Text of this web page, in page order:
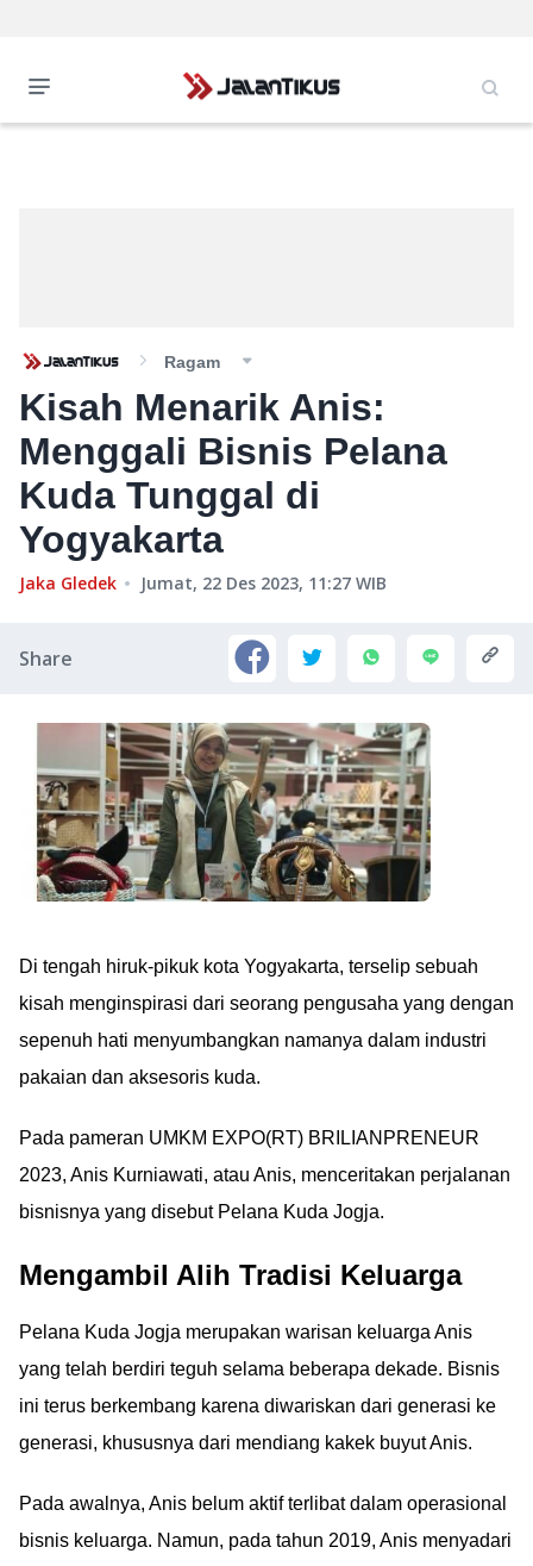
Ragam
Kisah Menarik Anis:
Menggali Bisnis Pelana
Kuda Tunggal di
Yogyakarta
Jaka Gledek Jumat, 22 Des 2023, 11:27 WIB
Share
Di tengah hiruk-pikuk kota Yogyakarta, terselip sebuah
kisah menginspirasi dari seorang pengusaha yang dengan
sepenuh hati menyumbangkan namanya dalam industri
pakaian dan aksesoris kuda.
Pada pameran UMKM EXPO(RT) BRILIANPRENEUR
2023, Anis Kurniawati, atau Anis, menceritakan perjalanan
bisnisnya yang disebut Pelana Kuda Jogja.
Mengambil Alih Tradisi Keluarga
Pelana Kuda Jogja merupakan warisan keluarga Anis
yang telah berdiri teguh selama beberapa dekade. Bisnis
ini terus berkembang karena diwariskan dari generasi ke
generasi, khususnya dari mendiang kakek buyut Anis.
Pada awalnya, Anis belum aktif terlibat dalam operasional
bisnis keluarga. Namun, pada tahun 2019, Anis menyadari